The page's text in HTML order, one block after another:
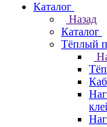
Каталог
Назад
Каталог
Тёплый